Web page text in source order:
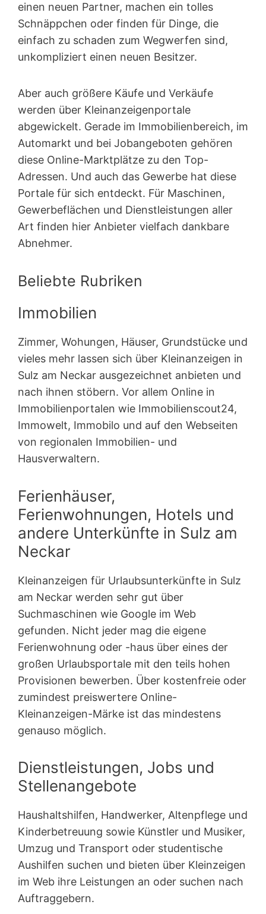
einen neuen Partner, machen ein tolles
Schnäppchen oder finden für Dinge, die
einfach zu schaden zum Wegwerfen sind,
unkompliziert einen neuen Besitzer.
Aber auch größere Käufe und Verkäufe
werden über Kleinanzeigen­portale
abgewickelt. Gerade im Immobilienbereich, im
Automarkt und bei Jobangeboten gehören
diese Online-Marktplätze zu den Top-
Adressen. Und auch das Gewerbe hat diese
Portale für sich entdeckt. Für Maschinen,
Gewerbeflächen und Dienstleistungen aller
Art finden hier Anbieter vielfach dankbare
Abnehmer.
Beliebte Rubriken
Immobilien
Zimmer, Wohungen, Häuser, Grundstücke und
vieles mehr lassen sich über Kleinanzeigen in
Sulz am Neckar ausgezeichnet anbieten und
nach ihnen stöbern. Vor allem Online in
Immobilienportalen wie Immobilienscout24,
Immowelt, Immobilo und auf den Webseiten
von regionalen Immobilien- und
Hausverwaltern.
Ferienhäuser,
Ferienwohnungen, Hotels und
andere Unterkünfte in Sulz am
Neckar
Kleinanzeigen für Urlaubsunterkünfte in Sulz
am Neckar werden sehr gut über
Suchmaschinen wie Google im Web
gefunden. Nicht jeder mag die eigene
Ferienwohnung oder -haus über eines der
großen Urlaubsportale mit den teils hohen
Provisionen bewerben. Über kostenfreie oder
zumindest preiswertere Online-
Kleinanzeigen-Märke ist das mindestens
genauso möglich.
Dienstleistungen, Jobs und
Stellenangebote
Haushaltshilfen, Handwerker, Altenpflege und
Kinderbetreuung sowie Künstler und Musiker,
Umzug und Transport oder studentische
Aushilfen suchen und bieten über Kleinzeigen
im Web ihre Leistungen an oder suchen nach
Auftraggebern.